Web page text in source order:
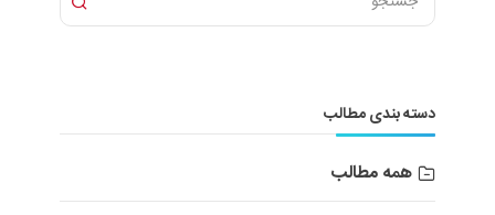
دسته بندی مطالب
همه مطالب